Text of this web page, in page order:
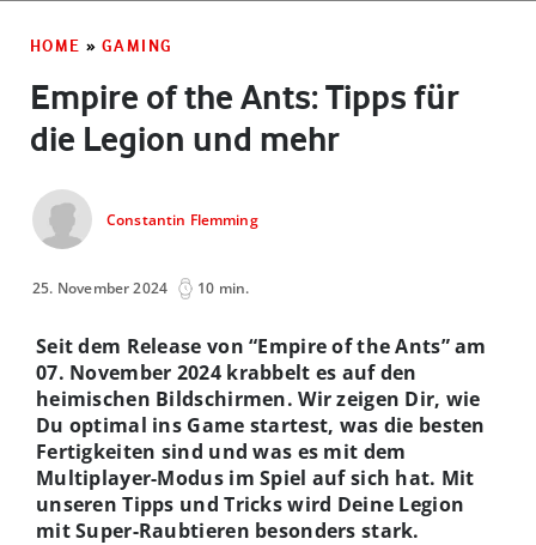
HOME » GAMING
Empire of the Ants: Tipps für
die Legion und mehr
Constantin Flemming
25. November 2024 10 min.
Seit dem Release von “Empire of the Ants” am
07. November 2024 krabbelt es auf den
heimischen Bildschirmen. Wir zeigen Dir, wie
Du optimal ins Game startest, was die besten
Fertigkeiten sind und was es mit dem
Multiplayer-Modus im Spiel auf sich hat. Mit
unseren Tipps und Tricks wird Deine Legion
mit Super-Raubtieren besonders stark.